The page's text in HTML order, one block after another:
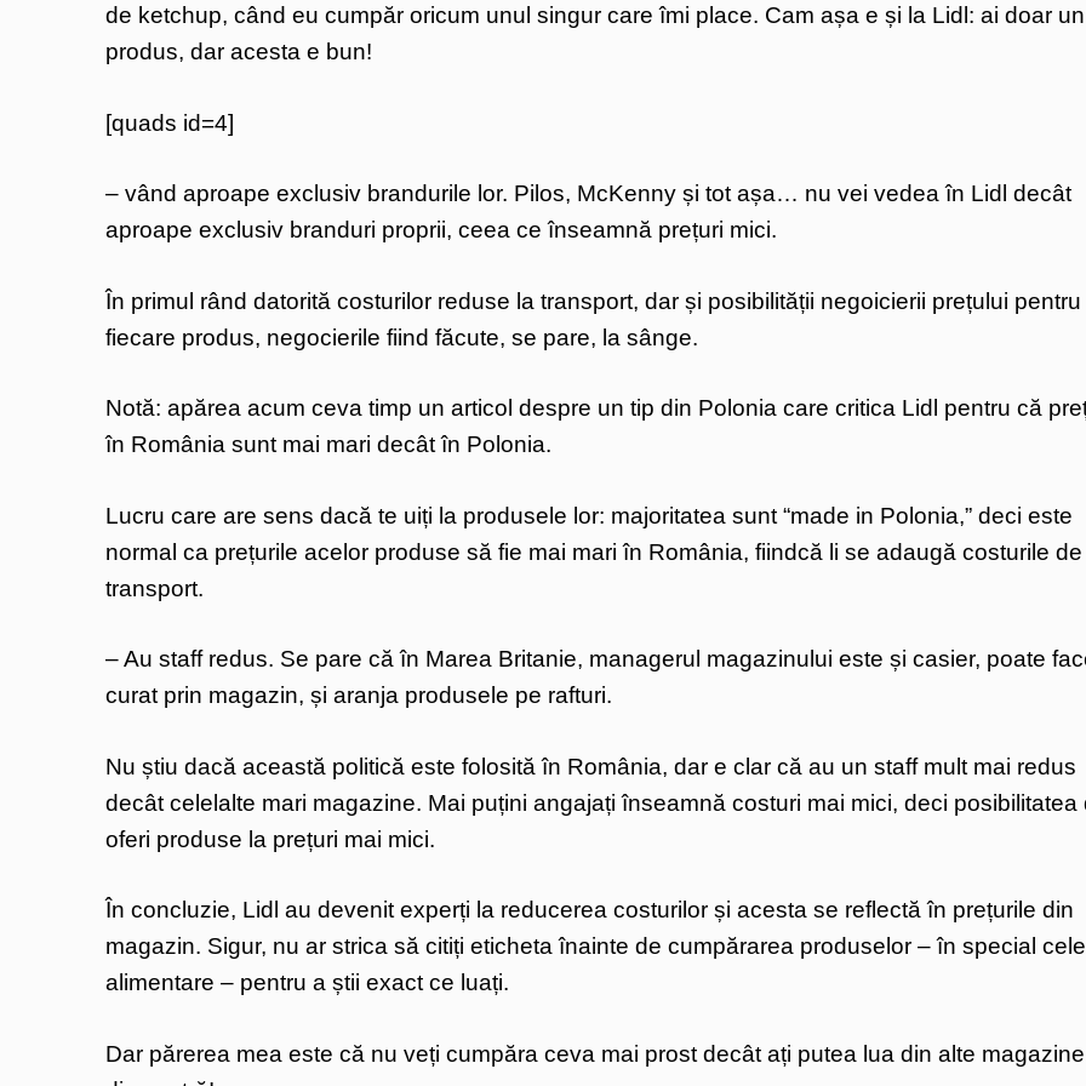
de ketchup, când eu cumpăr oricum unul singur care îmi place. Cam așa e și la Lidl: ai doar un
produs, dar acesta e bun!
[quads id=4]
– vând aproape exclusiv brandurile lor. Pilos, McKenny și tot așa… nu vei vedea în Lidl decât
aproape exclusiv branduri proprii, ceea ce înseamnă prețuri mici.
În primul rând datorită costurilor reduse la transport, dar și posibilității negoicierii prețului pentru
fiecare produs, negocierile fiind făcute, se pare, la sânge.
Notă: apărea acum ceva timp un articol despre un tip din Polonia care critica Lidl pentru că
în România sunt mai mari decât în Polonia.
Lucru care are sens dacă te uiți la produsele lor: majoritatea sunt “made in Polonia,” deci este
normal ca prețurile acelor produse să fie mai mari în România, fiindcă li se adaugă costurile de
transport.
– Au staff redus. Se pare că în Marea Britanie, managerul magazinului este și casier, poate
curat prin magazin, și aranja produsele pe rafturi.
Nu știu dacă această politică este folosită în România, dar e clar că au un staff mult mai redus
decât celelalte mari magazine. Mai puțini angajați înseamnă costuri mai mici, deci posibilitatea
oferi produse la prețuri mai mici.
În concluzie, Lidl au devenit experți la reducerea costurilor și acesta se reflectă în prețurile din
magazin. Sigur, nu ar strica să citiți eticheta înainte de cumpărarea produselor – în special cele
alimentare – pentru a știi exact ce luați.
Dar părerea mea este că nu veți cumpăra ceva mai prost decât ați putea lua din alte